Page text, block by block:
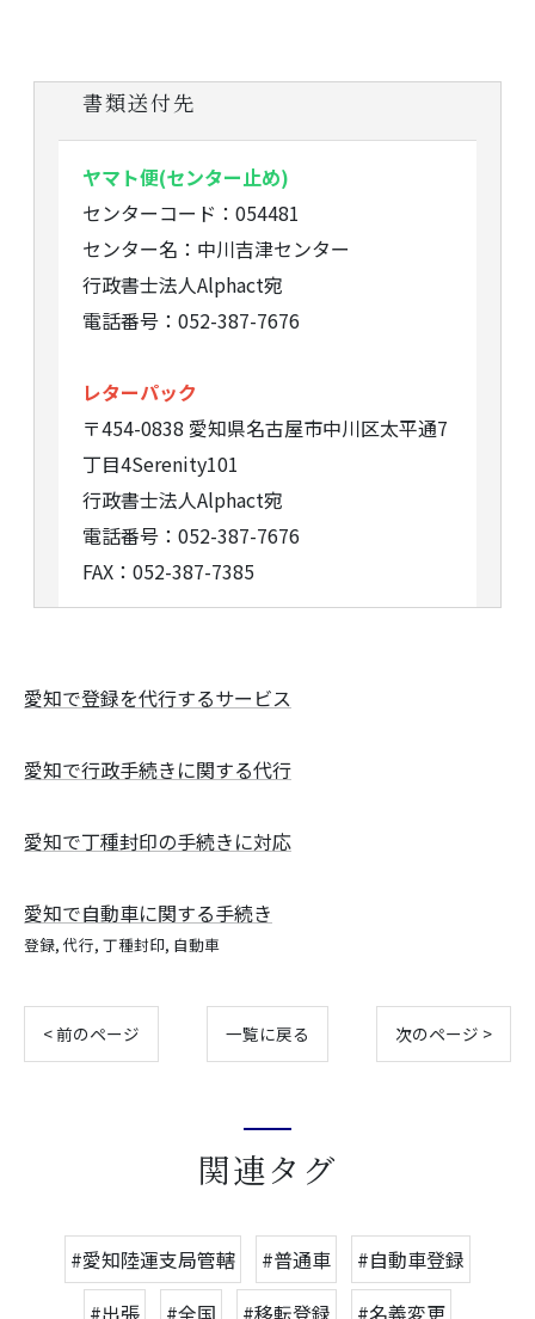
書類送付先
ヤマト便(センター止め)
センターコード：054481
センター名：中川吉津センター
行政書士法人Alphact宛
電話番号：052-387-7676
レターパック
〒454-0838 愛知県名古屋市中川区太平通7
丁目4Serenity101
行政書士法人Alphact宛
電話番号：052-387-7676
FAX：052-387-7385
愛知で登録を代行するサービス
愛知で行政手続きに関する代行
愛知で丁種封印の手続きに対応
愛知で自動車に関する手続き
登録 代行 丁種封印 自動車
< 前のページ 一覧に戻る 次のページ >
関連タグ
#愛知陸運支局管轄 #普通車
#自動車登録
#出張
#全国 #移転登録 #名義変更